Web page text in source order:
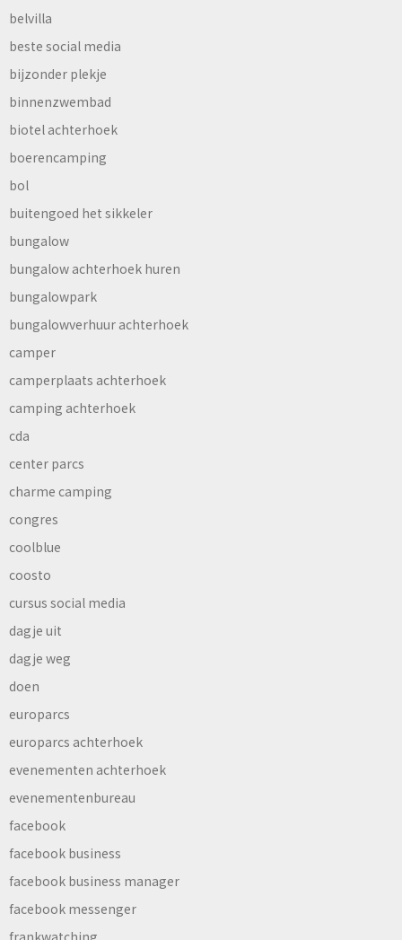
belvilla
beste social media
bijzonder plekje
binnenzwembad
biotel achterhoek
boerencamping
bol
buitengoed het sikkeler
bungalow
bungalow achterhoek huren
bungalowpark
bungalowverhuur achterhoek
camper
camperplaats achterhoek
camping achterhoek
cda
center parcs
charme camping
congres
coolblue
coosto
cursus social media
dagje uit
dagje weg
doen
europarcs
europarcs achterhoek
evenementen achterhoek
evenementenbureau
facebook
facebook business
facebook business manager
facebook messenger
frankwatching